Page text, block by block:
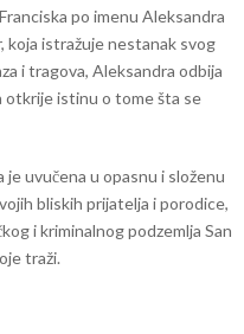
po imenu Aleksandra
koja istražuje nestanak svog
i tragova, Aleksandra odbija
otkrije istinu o tome šta se
uvučena u opasnu i složenu
bliskih prijatelja i porodice,
i kriminalnog podzemlja San
traži.